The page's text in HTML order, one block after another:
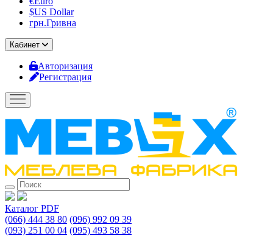
$US Dollar
грн.Гривна
Кабинет
Авторизация
Регистрация
Каталог PDF
(066) 444 38 80 (096) 992 09 39
(093) 251 00 04 (095) 493 58 38